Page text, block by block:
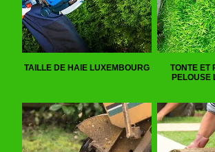
TAILLE DE HAIE LUXEMBOURG
TONTE ET
PELOUSE